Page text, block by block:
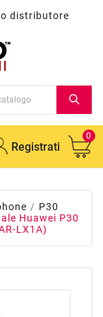
distributore
Registrati
0
P30
Huawei P30
LX1A)